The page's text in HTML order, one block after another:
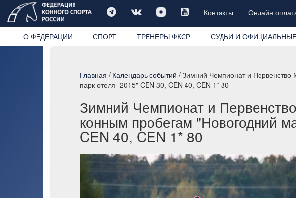
Контакты Онлайн
О ФЕДЕРАЦИИ СПОРТ ТРЕНЕРЫ ФКСР СУДЬИ И
Главная / Календарь событий / Зимний Чемпионат и Первенство
парк отеля- 2015" CEN 30, CEN 40, CEN 1* 80
Зимний Чемпионат и
конным пробегам "Новогодний
CEN 40, CEN 1* 80